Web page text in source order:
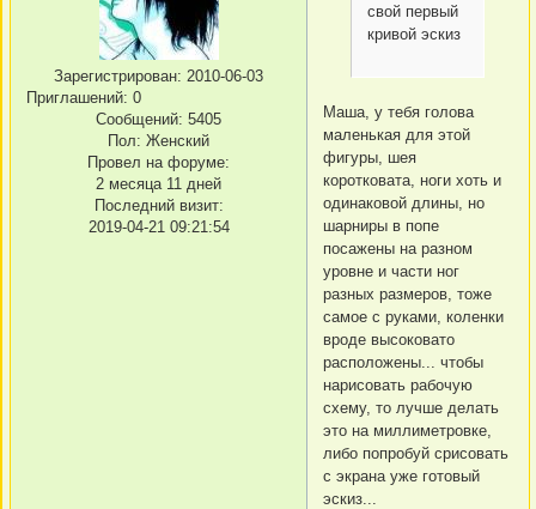
Зарегистрирован: 2010-06-03
Приглашений: 0
Сообщений: 5405
Пол: Женский
Провел на форуме:
2 месяца 11 дней
Последний визит:
2019-04-21 09:21:54
свой первый
кривой эскиз
Маша, у тебя голова
маленькая для этой
фигуры, шея
коротковата, ноги хоть и
одинаковой длины, но
шарниры в попе
посажены на разном
уровне и части ног
разных размеров, тоже
самое с руками, коленки
вроде высоковато
расположены... чтобы
нарисовать рабочую
схему, то лучше делать
это на миллиметровке,
либо попробуй срисовать
с экрана уже готовый
эскиз...